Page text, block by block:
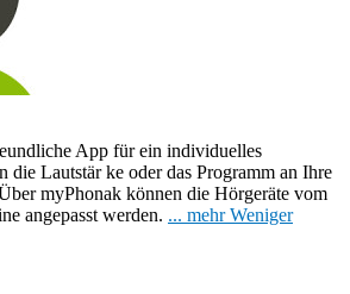
App für ein individuelles
die Lautstärke oder das Programm an Ihre
myPhonak können die Hörgeräte vom
angepasst werden. ... mehr Weniger